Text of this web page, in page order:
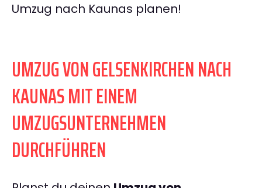
Umzug nach Kaunas planen!
UMZUG VON GELSENKIRCHEN NACH
KAUNAS MIT EINEM
UMZUGSUNTERNEHMEN
DURCHFÜHREN